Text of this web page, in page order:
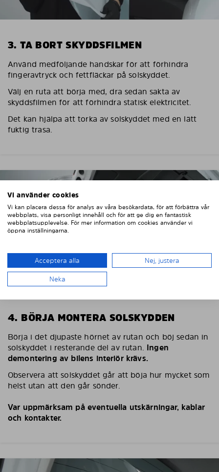
3. TA BORT SKYDDSFILMEN
Använd medföljande handskar för att förhindra
fingeravtryck och fettfläckar på solskyddet.
Välj en ruta att börja med, dra sedan sakta av
skyddsfilmen för att förhindra statisk elektricitet.
Det kan hjälpa att torka av solskyddet med en lätt
fuktig trasa.
4. BÖRJA MONTERA SOLSKYDDEN
Börja i det djupaste hörnet av rutan och böj sedan in
solskyddet i resterande del av rutan. Ingen
demontering av bilens interiör krävs.
Observera att solskyddet går att böja hur mycket som
helst utan att den går sönder.
Var uppmärksam på eventuella utskärningar, kablar
och kontakter.
Vi använder cookies
Vi kan placera dessa för analys av våra besökardata, för att förbättra vår
webbplats, visa personligt innehåll och för att ge dig en fantastisk
webbplatsupplevelse. För mer information om cookies använder vi
öppna inställningarna.
Acceptera alla Nej, justera
Neka